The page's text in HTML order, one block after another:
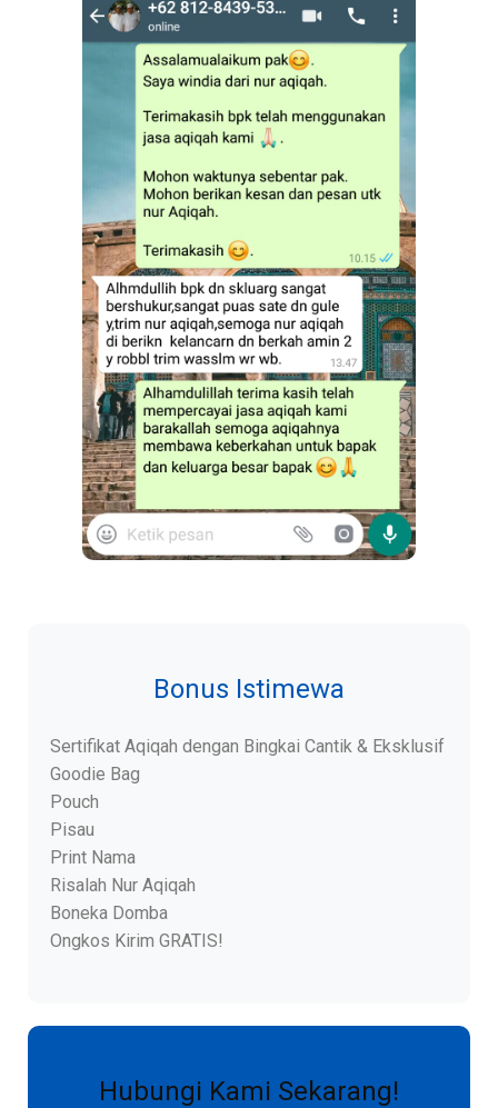
Bonus Istimewa
Sertifikat Aqiqah dengan Bingkai Cantik & Eksklusif
Goodie Bag
Pouch
Pisau
Print Nama
Risalah Nur Aqiqah
Boneka Domba
Ongkos Kirim GRATIS!
Hubungi Kami Sekarang!